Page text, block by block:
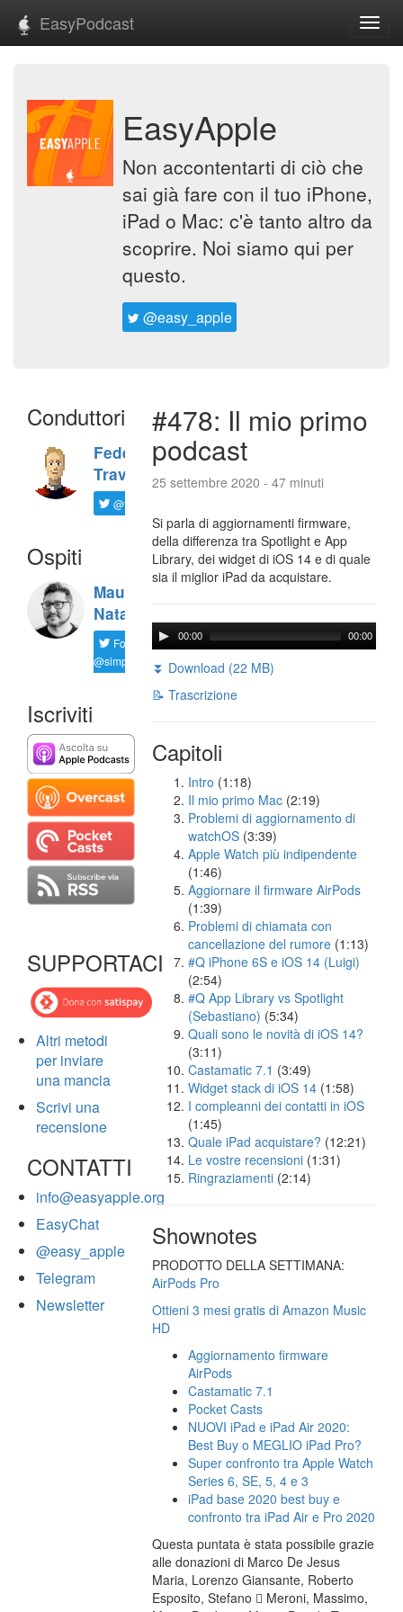
EasyPodcast
EasyApple
Non accontentarti di ciò che
sai già fare con il tuo iPhone,
iPad o Mac: c'è tanto altro da
scoprire. Noi siamo qui per
questo.
@easy_apple
Conduttori
Federico
Travaini
@ftrava
Ospiti
Maurizio
Natali
Follow
@simplemal
Iscriviti
SUPPORTACI
Altri metodi
per inviare
una mancia
Scrivi una
recensione
CONTATTI
info@easyapple.org
EasyChat
@easy_apple
Telegram
Newsletter
#478: Il mio primo
podcast
25 settembre 2020 - 47 minuti
Si parla di aggiornamenti firmware,
della differenza tra Spotlight e App
Library, dei widget di iOS 14 e di quale
sia il miglior iPad da acquistare.
00:00 00:00
⏬ Download (22 MB)
📝 Trascrizione
Capitoli
Intro (1:18)
Il mio primo Mac (2:19)
Problemi di aggiornamento di
watchOS (3:39)
Apple Watch più indipendente
(1:46)
Aggiornare il firmware AirPods
(1:39)
Problemi di chiamata con
cancellazione del rumore (1:13)
#Q iPhone 6S e iOS 14 (Luigi)
(2:54)
#Q App Library vs Spotlight
(Sebastiano) (5:34)
Quali sono le novità di iOS 14?
(3:11)
Castamatic 7.1 (3:49)
Widget stack di iOS 14 (1:58)
I compleanni dei contatti in iOS
(1:45)
Quale iPad acquistare? (12:21)
Le vostre recensioni (1:31)
Ringraziamenti (2:14)
Shownotes
PRODOTTO DELLA SETTIMANA:
AirPods Pro
Ottieni 3 mesi gratis di Amazon Music
HD
Aggiornamento firmware
AirPods
Castamatic 7.1
Pocket Casts
NUOVI iPad e iPad Air 2020:
Best Buy o MEGLIO iPad Pro?
Super confronto tra Apple Watch
Series 6, SE, 5, 4 e 3
iPad base 2020 best buy e
confronto tra iPad Air e Pro 2020
Questa puntata è stata possibile grazie
alle donazioni di Marco De Jesus
Maria, Lorenzo Giansante, Roberto
Esposito, Stefano  Meroni, Massimo,